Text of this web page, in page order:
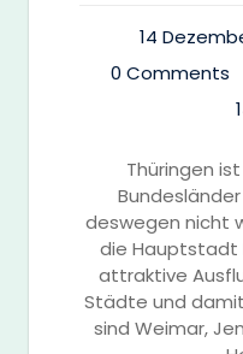
14
0 Comments
Thüringen
deswegen nicht
die Hauptstadt
attraktive
Städte und
sind Weimar,